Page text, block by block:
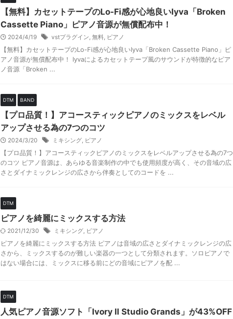
【無料】カセットテープのLo-Fi感が心地良いIyva「Broken
Cassette Piano」ピアノ音源が無償配布中！
2024/4/19 vstプラグイン, 無料, ピアノ
【無料】カセットテープのLo-Fi感が心地良いIyva「Broken Cassette Piano」ピ
アノ音源が無償配布中！ Iyvaによるカセットテープ風のサウンドが特徴的なピア
ノ音源「Broken ...
DTM BAND
【プロ品質！】アコースティックピアノのミックスをレベル
アップさせる為の7つのコツ
2024/3/20 ミキシング, ピアノ
【プロ品質！】アコースティックピアノのミックスをレベルアップさせる為の7つ
のコツ ピアノ音源は、あらゆる音楽制作の中でも使用頻度が高く、その音域の広
さとダイナミックレンジの広さから伴奏としてのコードを ...
DTM
ピアノを綺麗にミックスする方法
2021/12/30 ミキシング, ピアノ
ピアノを綺麗にミックスする方法 ピアノは音域の広さとダイナミックレンジの広
さから、ミックスするのが難しい楽器の一つとして分類されます。ソロピアノで
はない場合には、ミックスに移る前にどの音域にピアノを配 ...
DTM
人気ピアノ音源ソフト「Ivory Ⅱ Studio Grands」が43%OFF